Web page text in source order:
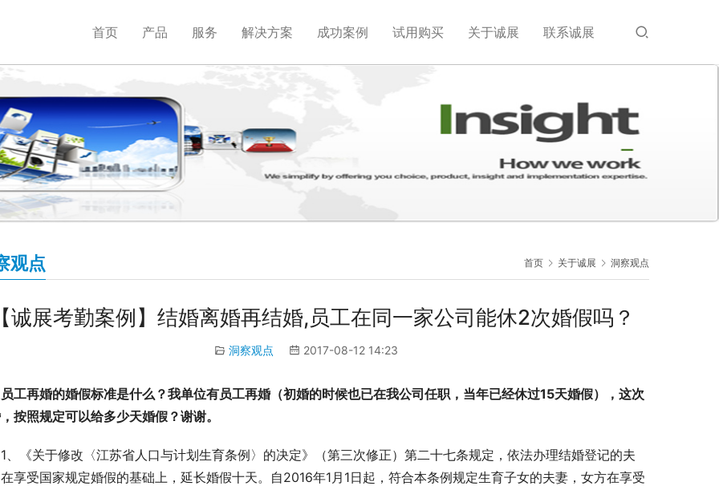
首页 产品 服务 解决方案 成功案例 试用购买 关于诚展 联系诚展
首页 关于诚展 洞察观点
观点
诚展考勤案例】结婚离婚再结婚,员工在同一家公司能休2次婚假吗？
洞察观点 2017-08-12 14:23
工再婚的婚假标准是什么？我单位有员工再婚（初婚的时候也已在我公司任职，当年已经休过15天婚假），这次
按照规定可以给多少天婚假？谢谢。
1、《关于修改〈江苏省人口与计划生育条例〉的决定》（第三次修正）第二十七条规定，依法办理结婚登记的夫
享受国家规定婚假的基础上，延长婚假十天。自2016年1月1日起，符合本条例规定生育子女的夫妻，女方在享受